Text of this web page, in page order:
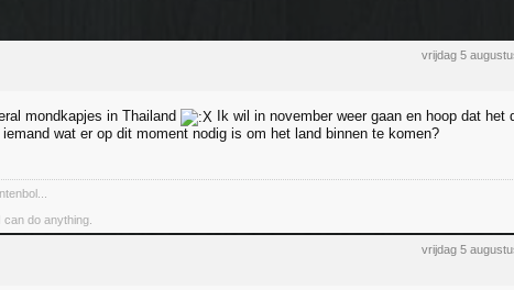
vrijdag 5
mondkapjes in Thailand
Ik wil in november weer gaan en hoop dat het
wat er op dit moment nodig is om het land binnen te komen?
do anything.
vrijdag 5